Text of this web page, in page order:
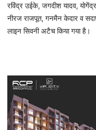
रविंद्र उईके, जगदीश यादव,
नीरज राजपूत, गनमैन केदार व
लाइन सिवनी अटैच किया गया है।